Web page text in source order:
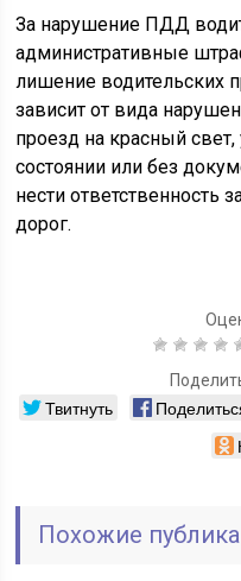
За нарушение ПДД
административные
лишение водительских
зависит от вида
проезд на красный
состоянии или без
нести ответственность
дорог.
Твитнуть
Похожие